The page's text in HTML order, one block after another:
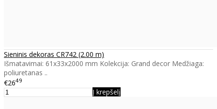
Sieninis dekoras CR742 (2.00 m)
Išmatavimai: 61x33x2000 mm Kolekcija: Grand decor Medžiaga:
poliuretanas ..
€2649
Į krepšelį